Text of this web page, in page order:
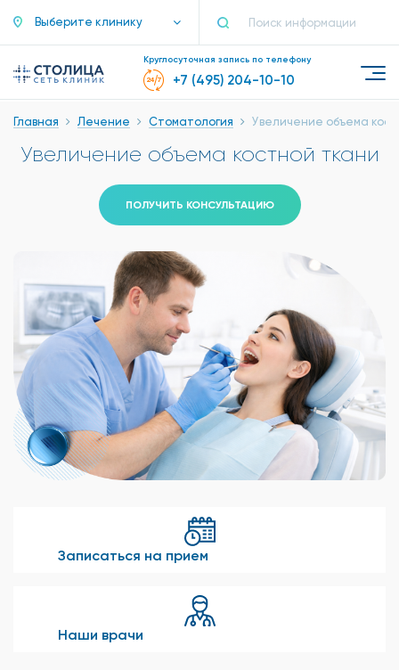
Выберите клинику
Круглосуточная запись по телефону
+7 (495) 204-10-10
Главная Лечение Стоматология Увеличение объема
Увеличение объема костной ткани
ПОЛУЧИТЬ КОНСУЛЬТАЦИЮ
Записаться на прием
Наши врачи